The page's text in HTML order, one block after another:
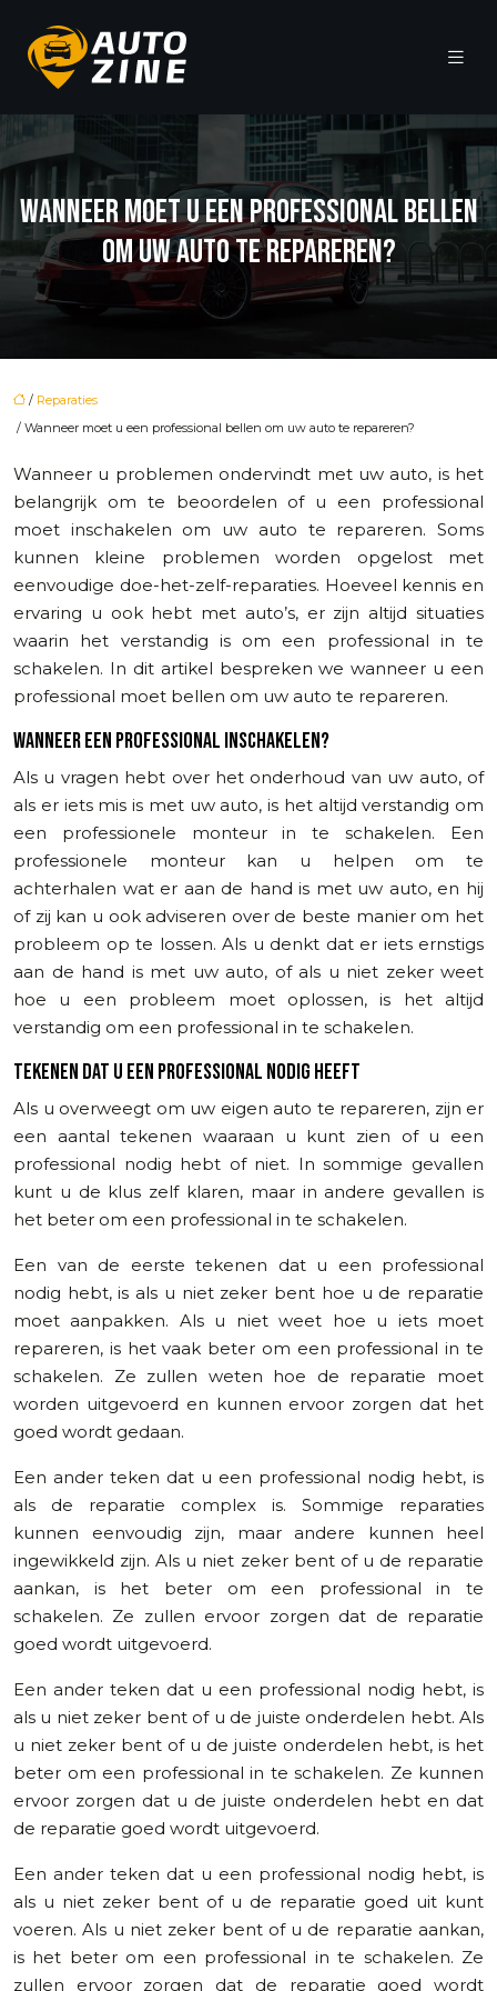
WANNEER MOET U EEN PROFESSIONAL BELLEN
OM UW AUTO TE REPAREREN?
/ Reparaties
/ Wanneer moet u een professional bellen om uw auto te repareren?
Wanneer u problemen ondervindt met uw auto, is het
belangrijk om te beoordelen of u een professional
moet inschakelen om uw auto te repareren. Soms
kunnen kleine problemen worden opgelost met
eenvoudige doe-het-zelf-reparaties. Hoeveel kennis en
ervaring u ook hebt met auto’s, er zijn altijd situaties
waarin het verstandig is om een professional in te
schakelen. In dit artikel bespreken we wanneer u een
professional moet bellen om uw auto te repareren.
WANNEER EEN PROFESSIONAL INSCHAKELEN?
Als u vragen hebt over het onderhoud van uw auto, of
als er iets mis is met uw auto, is het altijd verstandig om
een professionele monteur in te schakelen. Een
professionele monteur kan u helpen om te
achterhalen wat er aan de hand is met uw auto, en hij
of zij kan u ook adviseren over de beste manier om het
probleem op te lossen. Als u denkt dat er iets ernstigs
aan de hand is met uw auto, of als u niet zeker weet
hoe u een probleem moet oplossen, is het altijd
verstandig om een professional in te schakelen.
TEKENEN DAT U EEN PROFESSIONAL NODIG HEEFT
Als u overweegt om uw eigen auto te repareren, zijn er
een aantal tekenen waaraan u kunt zien of u een
professional nodig hebt of niet. In sommige gevallen
kunt u de klus zelf klaren, maar in andere gevallen is
het beter om een professional in te schakelen.
Een van de eerste tekenen dat u een professional
nodig hebt, is als u niet zeker bent hoe u de reparatie
moet aanpakken. Als u niet weet hoe u iets moet
repareren, is het vaak beter om een professional in te
schakelen. Ze zullen weten hoe de reparatie moet
worden uitgevoerd en kunnen ervoor zorgen dat het
goed wordt gedaan.
Een ander teken dat u een professional nodig hebt, is
als de reparatie complex is. Sommige reparaties
kunnen eenvoudig zijn, maar andere kunnen heel
ingewikkeld zijn. Als u niet zeker bent of u de reparatie
aankan, is het beter om een professional in te
schakelen. Ze zullen ervoor zorgen dat de reparatie
goed wordt uitgevoerd.
Een ander teken dat u een professional nodig hebt, is
als u niet zeker bent of u de juiste onderdelen hebt. Als
u niet zeker bent of u de juiste onderdelen hebt, is het
beter om een professional in te schakelen. Ze kunnen
ervoor zorgen dat u de juiste onderdelen hebt en dat
de reparatie goed wordt uitgevoerd.
Een ander teken dat u een professional nodig hebt, is
als u niet zeker bent of u de reparatie goed uit kunt
voeren. Als u niet zeker bent of u de reparatie aankan,
is het beter om een professional in te schakelen. Ze
zullen ervoor zorgen dat de reparatie goed wordt